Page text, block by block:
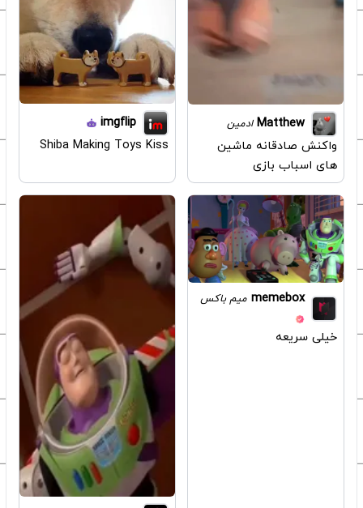
Matthew ادمین
واکنش صادقانه ماشین
های اسباب بازی
imgflip
Shiba Making Toys Kiss
memebox میم باکس
خیلی سریعه